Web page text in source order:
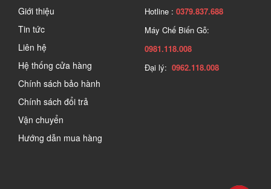
Giới thiệu
Tin tức
Liên hệ
Hệ thống cửa hàng
Chính sách bảo hành
Chính sách đổi trả
Vận chuyển
Hướng dẫn mua hàng
Hotline : 0379.837.688
Máy Chế Biến Gỗ:
0981.118.008
Đại lý: 0962.118.008